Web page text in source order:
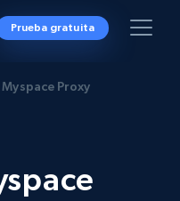
Prueba gratuita
Myspace Proxy